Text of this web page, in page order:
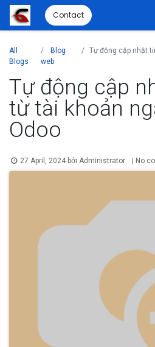
Contact
All
Blogs
Blog
web
Tự động cập nhật tin
Tự động cập
từ tài khoản
Odoo
27 April, 2024 bởi Administrator | No